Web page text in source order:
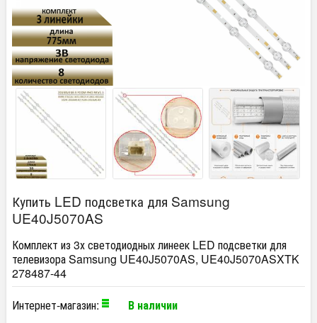
Купить LED подсветка для Samsung
UE40J5070AS
Комплект из 3х светодиодных линеек LED подсветки для
телевизора Samsung UE40J5070AS, UE40J5070ASXTK
278487-44
Интернет-магазин:
В наличии